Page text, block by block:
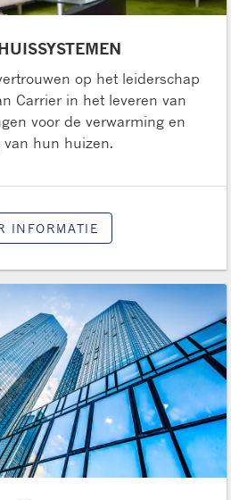
op het leiderschap
Carrier in het leveren van
voor de verwarming en
van hun huizen.
INFORMATIE